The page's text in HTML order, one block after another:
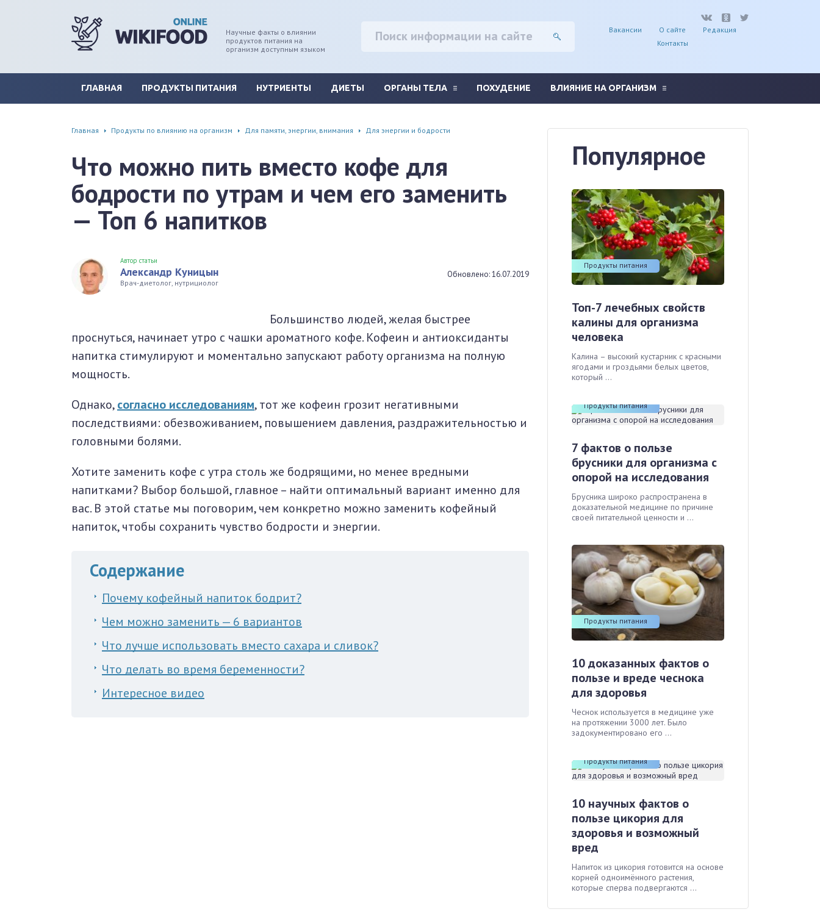
Научные факты о влиянии
продуктов питания на
организм доступным языком
ГЛАВНАЯ ПРОДУКТЫ ПИТАНИЯ НУТРИЕНТЫ ДИЕТЫ ОРГАНЫ ТЕЛА ПОХУДЕНИЕ ВЛИЯНИЕ НА ОРГАНИЗМ
Вакансии О сайте
Редакция
Контакты
Главная Продукты по влиянию на организм Для памяти, энергии, внимания Для энергии и бодрости
Что можно пить вместо кофе для
бодрости по утрам и чем его заменить
— Топ 6 напитков
Автор статьи
Александр Куницын
Врач-диетолог, нутрициолог
Обновлено: 16.07.2019
Большинство людей, желая быстрее
проснуться, начинает утро с чашки ароматного кофе. Кофеин и антиоксиданты
напитка стимулируют и моментально запускают работу организма на полную
мощность.
Однако,согласно исследованиям, тот же кофеин грозит негативными
последствиями: обезвоживанием, повышением давления, раздражительностью и
головными болями.
Хотите заменить кофе с утра столь же бодрящими, но менее вредными
напитками? Выбор большой, главное – найти оптимальный вариант именно для
вас. В этой статье мы поговорим, чем конкретно можно заменить кофейный
напиток, чтобы сохранить чувство бодрости и энергии.
Содержание
Почему кофейный напиток бодрит?
Чем можно заменить — 6 вариантов
Что лучше использовать вместо сахара и сливок?
Что делать во время беременности?
Интересное видео
Популярное
Продукты питания
Топ-7 лечебных свойств
калины для организма
человека
Калина – высокий кустарник с красными
ягодами и гроздьями белых цветов,
который ...
Продукты питания
7 фактов о пользе
брусники для организма с
опорой на исследования
Брусника широко распространена в
доказательной медицине по причине
своей питательной ценности и ...
Продукты питания
10 доказанных фактов о
пользе и вреде чеснока
для здоровья
Чеснок используется в медицине уже
на протяжении 3000 лет. Было
задокументировано его ...
Продукты питания
10 научных фактов о
пользе цикория для
здоровья и возможный
вред
Напиток из цикория готовится на основе
корней одноимённого растения,
которые сперва подвергаются ...
сужение сосудов
энергии, внимания
от депрессии и